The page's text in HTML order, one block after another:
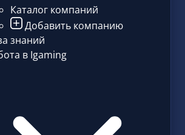
Каталог компаний
Добавить компанию
знаний
в Igaming